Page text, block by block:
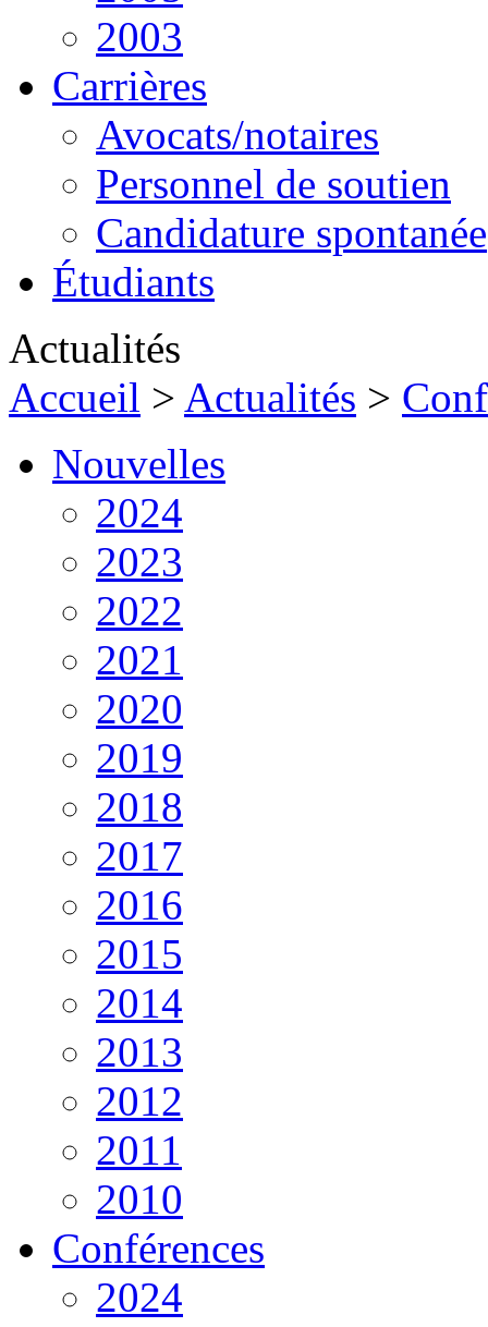
2003
Carrières
Avocats/notaires
Personnel de soutien
Candidature spontanée
Étudiants
Actualités
Accueil > Actualités >
Nouvelles
2024
2023
2022
2021
2020
2019
2018
2017
2016
2015
2014
2013
2012
2011
2010
Conférences
2024